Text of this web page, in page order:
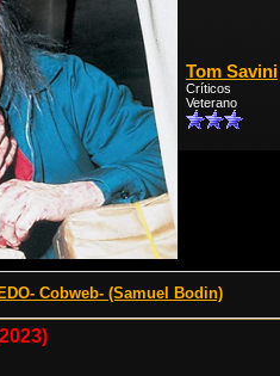
Tom Savini
Críticos
Veterano
Cobweb- (Samuel Bodin)